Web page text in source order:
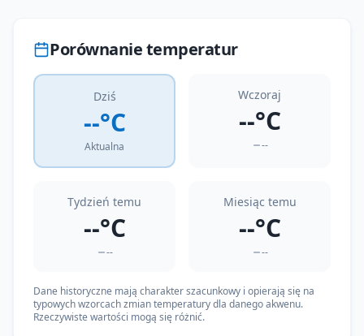
Porównanie temperatur
Dziś
--°C
Aktualna
Wczoraj
--°C
--
Tydzień temu
--°C
--
Miesiąc temu
--°C
--
Dane historyczne mają charakter szacunkowy i opierają się na
typowych wzorcach zmian temperatury dla danego akwenu.
Rzeczywiste wartości mogą się różnić.